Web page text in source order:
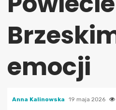
emocji
Anna Kalinowska 19 maja 2026